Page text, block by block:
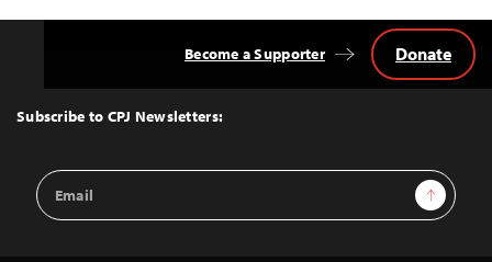
Top
Subscribe to CPJ Newsletters:
Email
Address
Sign Up
Become a Supporter Donate